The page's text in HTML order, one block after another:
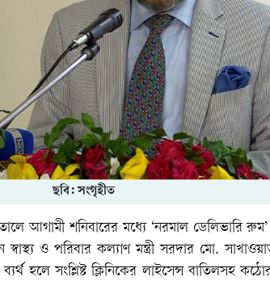
ছবি: সংগৃহীত
আগামী শনিবারের মধ্যে ‘নরমাল ডেলিভারি
ও পরিবার কল্যাণ মন্ত্রী সরদার মো.
হলে সংশ্লিষ্ট ক্লিনিকের লাইসেন্স বাতিলসহ